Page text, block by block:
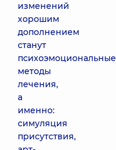
изменений
хорошим
дополнением
станут
психоэмоциональные
методы
лечения,
а
именно:
симуляция
присутствия,